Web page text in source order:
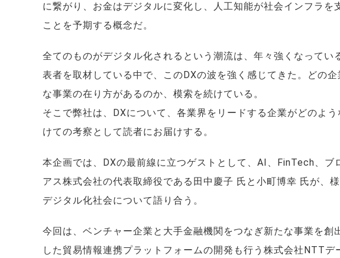
に繋がり、お金はデジタルに変化し、人工知能が社会インフラ
ことを予期する概念だ。
全てのものがデジタル化されるという潮流は、年々強くなって
表者を取材している中で、このDXの波を強く感じてきた。どの
な事業の在り方があるのか、模索を続けている。
そこで弊社は、DXについて、各業界をリードする企業がどのよ
けての考察として読者にお届けする。
本企画では、DXの最前線に立つゲストとして、AI、FinTech、
アス株式会社の代表取締役である田中慶子 氏と小町博幸 氏が、
デジタル化社会について語り合う。
今回は、ベンチャー企業と大手金融機関をつなぎ新たな事業を
した貿易情報連携プラットフォームの開発も行う株式会社